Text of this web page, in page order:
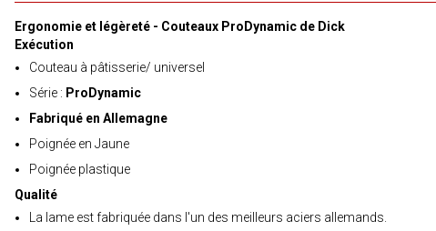
Ergonomie et légèreté - Couteaux ProDynamic de Dick
Exécution
Couteau à pâtisserie/ universel
Série : ProDynamic
Fabriqué en Allemagne
Poignée en Jaune
Poignée plastique
Qualité
La lame est fabriquée dans l'un des meilleurs aciers allemands.